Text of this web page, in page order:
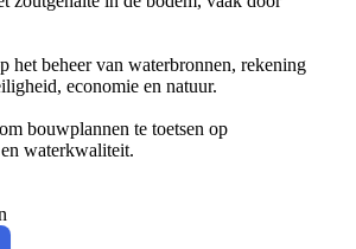
het beheer van waterbronnen, rekening
economie en natuur.
bouwplannen te toetsen op
waterkwaliteit.